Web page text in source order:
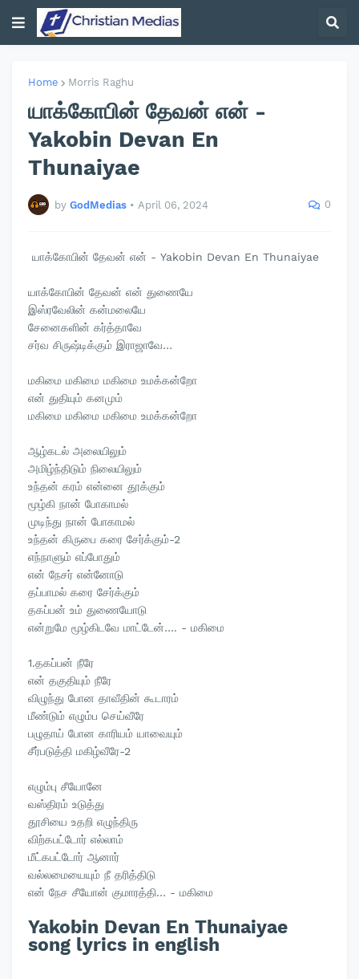
Home Morris Raghu
யாக்கோபின் தேவன் என் -
Yakobin Devan En
Thunaiyae
by GodMedias • April 06, 2024 0
யாக்கோபின் தேவன் என் - Yakobin Devan En Thunaiyae
யாக்கோபின் தேவன் என் துணையே
இஸ்ரவேலின் கன்மலையே
சேனைகளின் கர்த்தாவே
சர்வ சிருஷ்டிக்கும் இராஜாவே…
மகிமை மகிமை மகிமை உமக்கன்றோ
என் துதியும் கனமும்
மகிமை மகிமை மகிமை உமக்கன்றோ
ஆழ்கடல் அலையிலும்
அமிழ்ந்திடும் நிலையிலும்
உந்தன் கரம் என்னை தூக்கும்
மூழ்கி நான் போகாமல்
முடிந்து நான் போகாமல்
உந்தன் கிருபை கரை சேர்க்கும்-2
எந்நாளும் எப்போதும்
என் நேசர் என்னோடு
தப்பாமல் கரை சேர்க்கும்
தகப்பன் உம் துணையோடு
என்றுமே மூழ்கிடவே மாட்டேன்…. - மகிமை
1.தகப்பன் நீரே
என் தகுதியும் நீரே
விழுந்து போன தாவீதின் கூடாரம்
மீண்டும் எழும்ப செய்வீரே
பழுதாய் போன காரியம் யாவையும்
சீர்படுத்தி மகிழ்வீரே-2
எழும்பு சீயோனே
வஸ்திரம் உடுத்து
தூசியை உதறி எழுந்திரு
விற்கபட்டோர் எல்லாம்
மீட்கபட்டோர் ஆனார்
வல்லமையையும் நீ தரித்திடு
என் நேச சீயோன் குமாரத்தி… - மகிமை
Yakobin Devan En Thunaiyae
song lyrics in english